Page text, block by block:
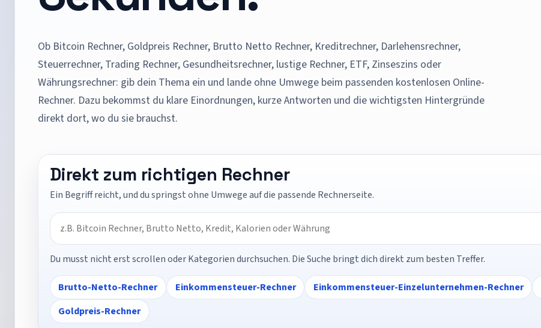
Ob Bitcoin Rechner, Goldpreis Rechner, Brutto Netto Rechner, Kreditrechner, Darlehensrechner,
Steuerrechner, Trading Rechner, Gesundheitsrechner, lustige Rechner, ETF, Zinseszins oder
Währungsrechner: gib dein Thema ein und lande ohne Umwege beim passenden kostenlosen Online-
Rechner. Dazu bekommst du klare Einordnungen, kurze Antworten und die wichtigsten Hintergründe
direkt dort, wo du sie brauchst.
Direkt zum richtigen Rechner
Ein Begriff reicht, und du springst ohne Umwege auf die passende Rechnerseite.
Du musst nicht erst scrollen oder Kategorien durchsuchen. Die Suche bringt dich direkt zum besten Treffer.
Brutto-Netto-Rechner Einkommensteuer-Rechner Einkommensteuer-Einzelunternehmen-Rechner
Goldpreis-Rechner